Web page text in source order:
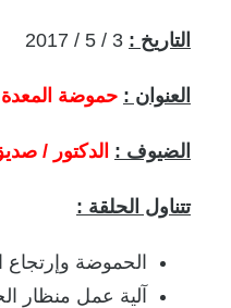
التاريخ :
العنوان : حموضة
الضيوف : الدكتور /
تتناول الحلقة :
الحموضة
آلية عمل منظار